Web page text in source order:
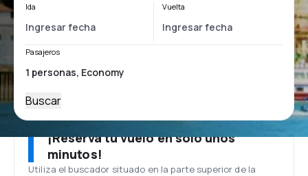
Ida Vuelta
Pasajeros
Buscar
¡Reserva tu vuelo en solo unos
minutos!
Utiliza el buscador situado en la parte superior de la